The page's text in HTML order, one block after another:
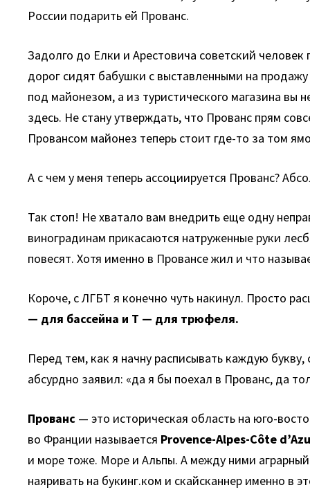
России подарить ей Прованс.
Задолго до Елки и Арестовича советский
дорог сидят бабушки с выставленными на
под майонезом, а из туристического магазина вы
здесь. Не стану утверждать, что Прованс прям
Провансом майонез теперь стоит где-то за том
А с чем у меня теперь ассоциируется Прованс?
Так стоп! Не хватало вам внедрить еще одну
виноградинам прикасаются натруженные руки
повесят. Хотя именно в Провансе жил и что
Короче, с ЛГБТ я конечно чуть накинул. Просто
— для бассейна и Т — для трюфеля.
Перед тем, как я начну расписывать каждую
абсурдно заявил: «да я бы поехал в Прованс, да
Прованс — это историческая область на юго-
во Франции называется Provence-Alpes-Côte
и море тоже. Море и Альпы. А между ними
наяривать на букинг.ком и скайсканнер именно в